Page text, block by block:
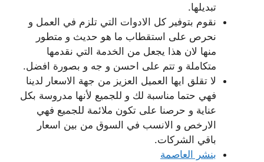
تبديلها.
نقوم بتوفير كل الادوات التي تلزم في العمل و
نحرص على استقطاب ما هو حديث و متطور
منها لان هذا يجعل من الخدمة التي نقدمها
متكاملة و تتم على احسن و جه و بصورة افضل.
لا تقلق ايها العميل العزيز من جهة الاسعار لدينا
فهي حتما مناسبة لك و للجميع لأنها مدروسة بكل
عناية و حرصنا على تكون ملائمة للجميع فهي
الارخص و الانسب في السوق من بين اسعار
باقي الشركات.
بنشر العاصمة